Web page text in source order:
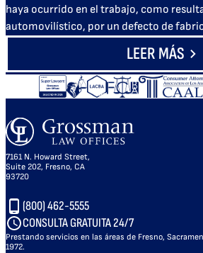
haya ocurrido en el trabajo, como
automovilístico, por un defecto de
LEER MÁS
7161 N. Howard Street,
Suite 202, Fresno, CA
93720
(800) 462-5555
CONSULTA GRATUITA 24/7
Prestando servicios en las áreas de Fresno,
1972.